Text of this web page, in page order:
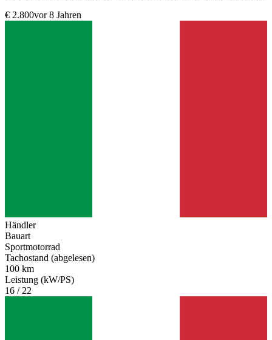
€ 2.800vor 8 Jahren
Händler
Bauart
Sportmotorrad
Tachostand (abgelesen)
100 km
Leistung (kW/PS)
16 / 22